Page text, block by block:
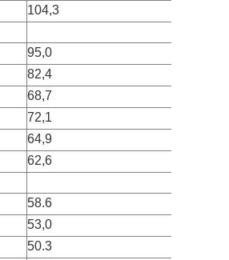
104,3
95,0
82,4
68,7
72,1
64,9
62,6
58.6
53,0
50.3